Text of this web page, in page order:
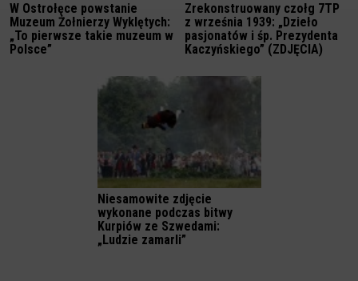
W Ostrołęce powstanie
Muzeum Żołnierzy Wyklętych:
„To pierwsze takie muzeum w
Polsce”
Zrekonstruowany czołg 7TP
z września 1939: „Dzieło
pasjonatów i śp. Prezydenta
Kaczyńskiego” (ZDJĘCIA)
Niesamowite zdjęcie
wykonane podczas bitwy
Kurpiów ze Szwedami:
„Ludzie zamarli”